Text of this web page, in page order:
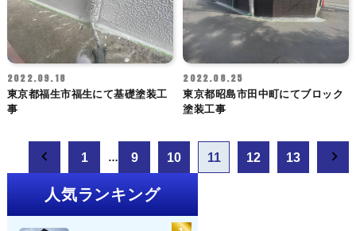
2022.09.18
東京都福生市福生にて基礎塗装工
事
2022.08.25
東京都昭島市田中町にてブロック
塗装工事
新し
1 … 9 10 11 12 13
人気ランキング